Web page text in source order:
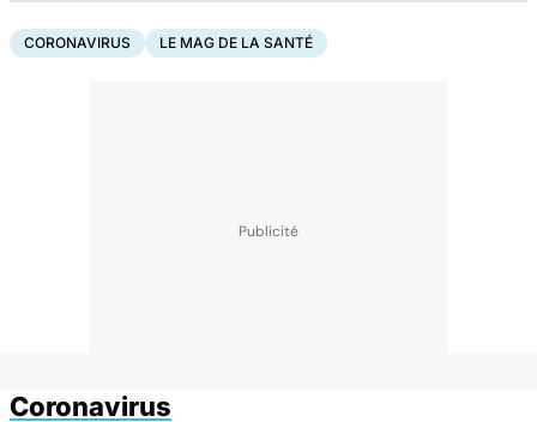
CORONAVIRUS LE MAG DE LA SANTÉ
Coronavirus